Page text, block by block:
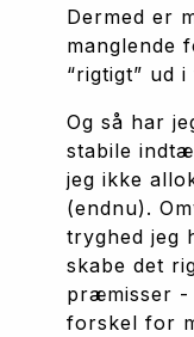
Dermed er
manglende
“rigtigt” ud i
Og så har
stabile
jeg ikke
(endnu).
tryghed jeg
skabe det
præmisser -
forskel for